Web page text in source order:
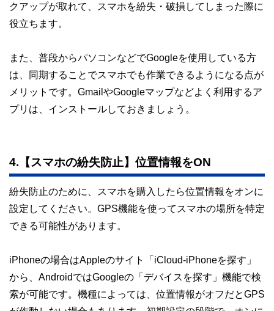
クアップが取れて、スマホを紛失・破損してしまった際に
役立ちます。
また、普段からパソコンなどでGoogleを使用している方
は、同期することでスマホでも作業できるようになる点が
メリットです。GmailやGoogleマップなどよく利用するア
プリは、インストールしておきましょう。
4.【スマホの紛失防止】位置情報をON
紛失防止のために、スマホを購入したら位置情報をオンに
設定してください。GPS機能を使ってスマホの場所を特定
できる可能性があります。
iPhoneの場合はAppleのサイト「iCloud-iPhoneを探す」
から、AndroidではGoogleの「デバイスを探す」機能で検
索が可能です。機種によっては、位置情報がオフだとGPS